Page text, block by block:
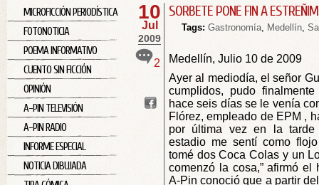
MICROFICCIÓN PERIODÍSTICA
FOTONOTICIA
POEMA INFORMATIVO
CUENTO SIN FICCIÓN
OPINIÓN
A-PIN TELEVISIÓN
A-PIN RADIO
INFORME ESPECIAL
NOTICIA DIBUJADA
10
Jul
2009
2
SORBETE PONE FIN A
Tags: Gastronomía, Medellín,
Medellín, Julio 10 de 2009
Ayer al mediodía, el señor
cumplidos, pudo
hace seis días se le venía
Flórez, empleado de EPM ,
por última vez en la tarde
estadio me sentí como
tomé dos Coca Colas y un
comenzó la cosa,” afirmó
A-Pin conoció que a partir